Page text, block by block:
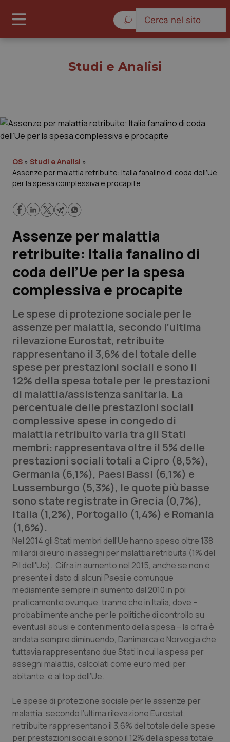
Governo e Parlamento
Regioni e Asl
Lavoro e Professioni
Scienza e Farmaci
Studi e Analisi
Lettere al direttore
Edizioni Regionali
QS Pro
Professionisti Sanitari.AI
Abruzzo
Basilicata
Calabria
Campania
Emilia-Romagna
Friuli Venezia Giulia
Lazio
Liguria
Lombardia
Marche
Molise
Piemonte
Provincia Autonoma di Bolzano
QS Pro Gold
Artrite & artrosi
Asma & BPCO
Car-T
Colesterolo & coronaropatie
Dermatite Atopica
Diabete & glucometri
Disturbi dell’umore
Dolore
Donna & Salute
Epatiti
HIV
Infezioni & Febbre
QS Club Newsletter
Studi e Analisi
QS » Studi e Analisi »
Assenze per malattia retribuite: Italia fanalino di coda dell’Ue
per la spesa complessiva e procapite
Assenze per malattia
retribuite: Italia fanalino di
coda dell’Ue per la spesa
complessiva e procapite
Le spese di protezione sociale per le
assenze per malattia, secondo l’ultima
rilevazione Eurostat, retribuite
rappresentano il 3,6% del totale delle
spese per prestazioni sociali e sono il
12% della spesa totale per le prestazioni
di malattia/assistenza sanitaria. La
percentuale delle prestazioni sociali
complessive spese in congedo di
malattia retribuito varia tra gli Stati
membri: rappresentava oltre il 5% delle
prestazioni sociali totali a Cipro (8,5%),
Germania (6,1%), Paesi Bassi (6,1%) e
Lussemburgo (5,3%), le quote più basse
sono state registrate in Grecia (0,7%),
Italia (1,2%), Portogallo (1,4%) e Romania
(1,6%).
Nel 2014 gli Stati membri dell'Ue hanno speso oltre 138
miliardi di euro in assegni per malattia retribuita (1% del
Pil dell'Ue). Cifra in aumento nel 2015, anche se non è
presente il dato di alcuni Paesi e comunque
mediamente sempre in aumento dal 2010 in poi
praticamente ovunque, tranne che in Italia, dove –
probabilmente anche per le politiche di controllo su
eventuali abusi e contenimento della spesa – la cifra è
andata sempre diminuendo, Danimarca e Norvegia che
tuttavia rappresentano due Stati in cui la spesa per
assegni malattia, calcolati come euro medi per
abitante, è al top dell’Ue.
Le spese di protezione sociale per le assenze per
malattia, secondo l’ultima rilevazione Eurostat,
retribuite rappresentano il 3,6% del totale delle spese
per prestazioni sociali e sono il 12% della spesa totale